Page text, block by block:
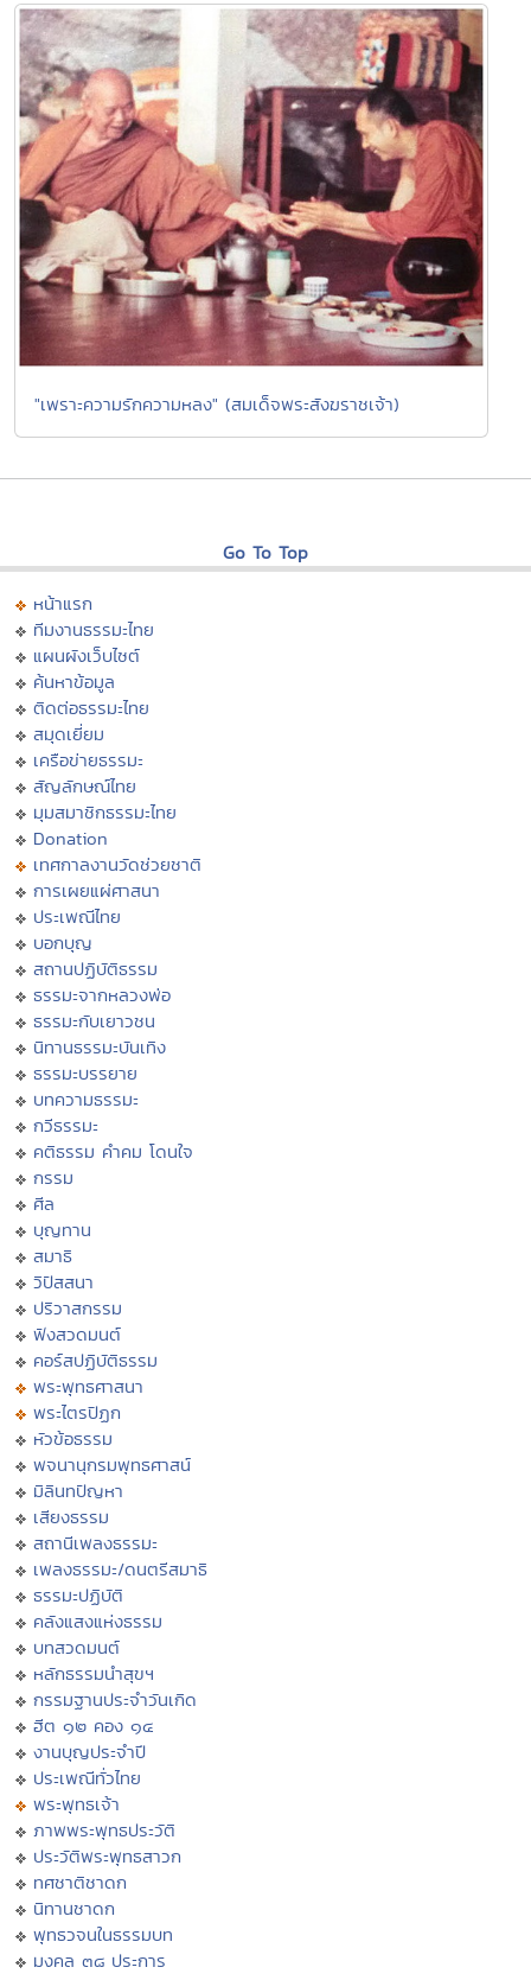
"เพราะความรักความหลง" (สมเด็จพระสังฆราชเจ้า)
Go To Top
หน้าแรก
ทีมงานธรรมะไทย
แผนผังเว็บไซต์
ค้นหาข้อมูล
ติดต่อธรรมะไทย
สมุดเยี่ยม
เครือข่ายธรรมะ
สัญลักษณ์ไทย
มุมสมาชิกธรรมะไทย
Donation
เทศกาลงานวัดช่วยชาติ
การเผยแผ่ศาสนา
ประเพณีไทย
บอกบุญ
สถานปฏิบัติธรรม
ธรรมะจากหลวงพ่อ
ธรรมะกับเยาวชน
นิทานธรรมะบันเทิง
ธรรมะบรรยาย
บทความธรรมะ
กวีธรรมะ
คติธรรม คำคม โดนใจ
กรรม
ศีล
บุญทาน
สมาธิ
วิปัสสนา
ปริวาสกรรม
ฟังสวดมนต์
คอร์สปฏิบัติธรรม
พระพุทธศาสนา
พระไตรปิฏก
หัวข้อธรรม
พจนานุกรมพุทธศาสน์
มิลินทปัญหา
เสียงธรรม
สถานีเพลงธรรมะ
เพลงธรรมะ/ดนตรีสมาธิ
ธรรมะปฏิบัติ
คลังแสงแห่งธรรม
บทสวดมนต์
หลักธรรมนำสุขฯ
กรรมฐานประจำวันเกิด
ฮีต ๑๒ คอง ๑๔
งานบุญประจำปี
ประเพณีทั่วไทย
พระพุทธเจ้า
ภาพพระพุทธประวัติ
ประวัติพระพุทธสาวก
ทศชาติชาดก
นิทานชาดก
พุทธวจนในธรรมบท
มงคล ๓๘ ประการ